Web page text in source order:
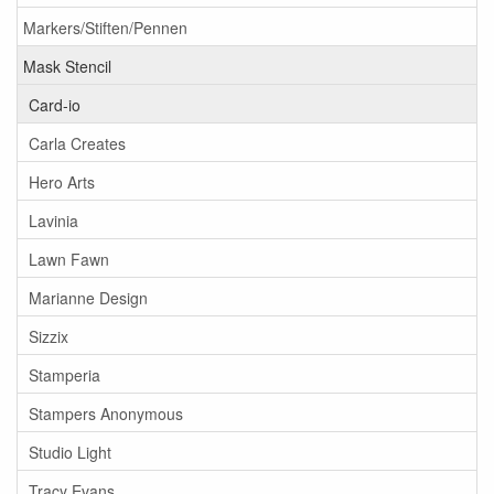
Markers/Stiften/Pennen
Mask Stencil
Card-io
Carla Creates
Hero Arts
Lavinia
Lawn Fawn
Marianne Design
Sizzix
Stamperia
Stampers Anonymous
Studio Light